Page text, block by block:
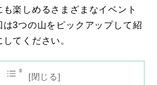
楽しめるさまざまなイベント
3つの山をピックアップして紹
てください。